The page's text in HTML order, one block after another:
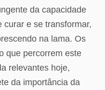
da capacidade
curar e se transformar,
na lama. Os
que percorrem este
relevantes hoje,
da importância da